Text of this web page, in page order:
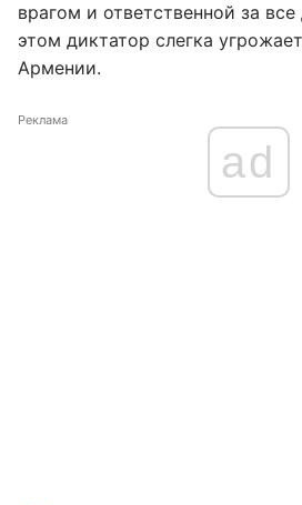
врагом и ответственной за
этом диктатор слегка
Армении.
Реклама
ad